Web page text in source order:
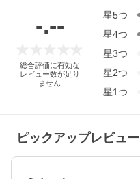
-.--
総合評価に有効な
レビュー数が足り
ません
星5つ
星4つ
星3つ
星2つ
星1つ
ピックアップレビュー